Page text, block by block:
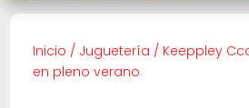
Inicio / Juguetería / Keeppley
en pleno verano